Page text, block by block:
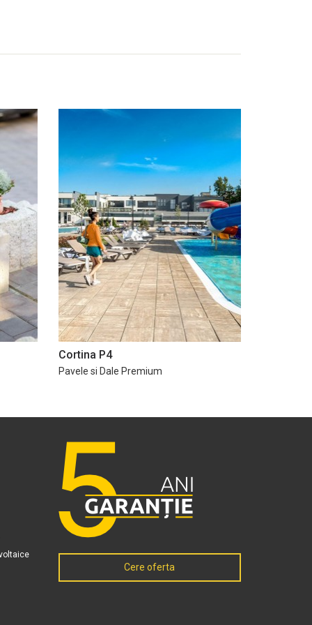
Cortina P4
Pavele si Dale Premium
Cere oferta